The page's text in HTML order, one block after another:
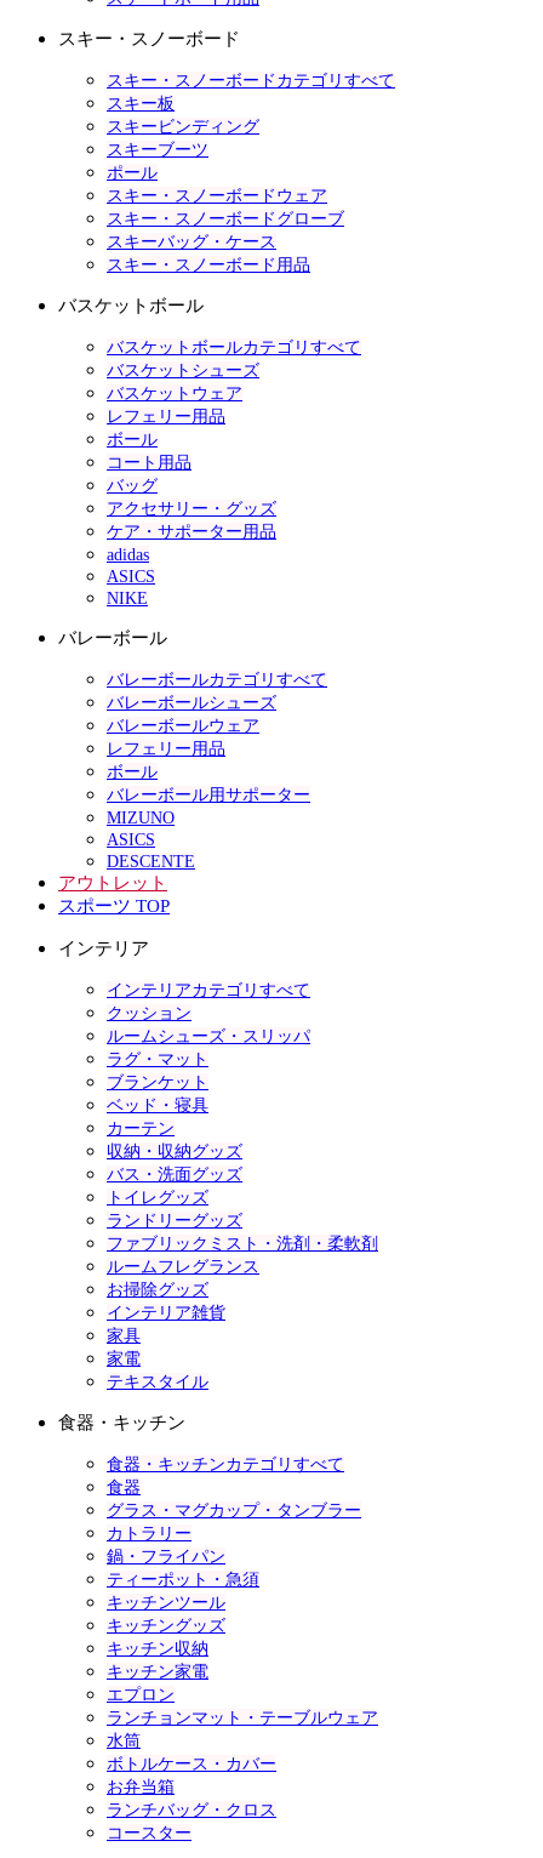
スキー・スノーボード
スキー・スノーボードカテゴリすべて
スキー板
スキービンディング
スキーブーツ
ポール
スキー・スノーボードウェア
スキー・スノーボードグローブ
スキーバッグ・ケース
スキー・スノーボード用品
バスケットボール
バスケットボールカテゴリすべて
バスケットシューズ
バスケットウェア
レフェリー用品
ボール
コート用品
バッグ
アクセサリー・グッズ
ケア・サポーター用品
adidas
ASICS
NIKE
バレーボール
バレーボールカテゴリすべて
バレーボールシューズ
バレーボールウェア
レフェリー用品
ボール
バレーボール用サポーター
MIZUNO
ASICS
DESCENTE
アウトレット
スポーツ TOP
インテリア
インテリアカテゴリすべて
クッション
ルームシューズ・スリッパ
ラグ・マット
ブランケット
ベッド・寝具
カーテン
収納・収納グッズ
バス・洗面グッズ
トイレグッズ
ランドリーグッズ
ファブリックミスト・洗剤・柔軟剤
ルームフレグランス
お掃除グッズ
インテリア雑貨
家具
家電
テキスタイル
食器・キッチン
食器・キッチンカテゴリすべて
食器
グラス・マグカップ・タンブラー
カトラリー
鍋・フライパン
ティーポット・急須
キッチンツール
キッチングッズ
キッチン収納
キッチン家電
エプロン
ランチョンマット・テーブルウェア
水筒
ボトルケース・カバー
お弁当箱
ランチバッグ・クロス
コースター